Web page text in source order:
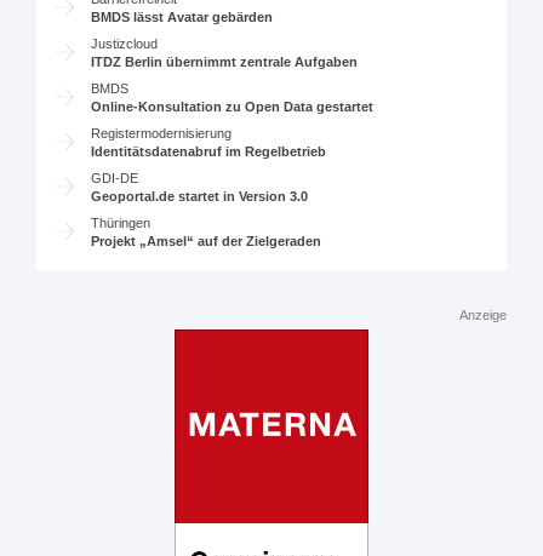
BMDS lässt Avatar gebärden
Justizcloud
ITDZ Berlin übernimmt zentrale Aufgaben
BMDS
Online-Konsultation zu Open Data gestartet
Registermodernisierung
Identitätsdatenabruf im Regelbetrieb
GDI-DE
Geoportal.de startet in Version 3.0
Thüringen
Projekt „Amsel“ auf der Zielgeraden
Anzeige